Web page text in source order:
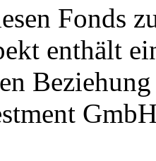
Fonds
enthält